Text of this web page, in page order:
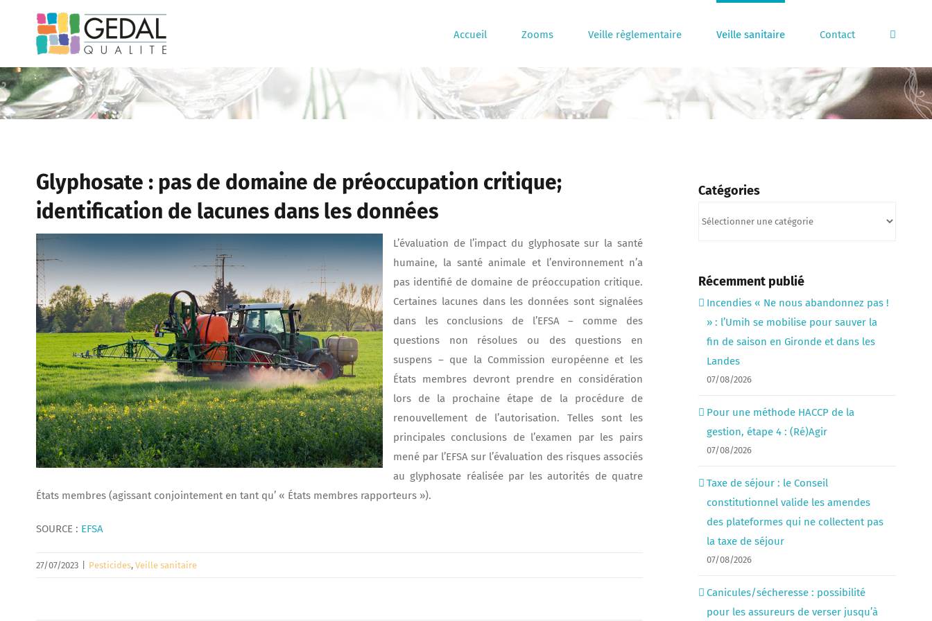
contenu
Accueil Zooms Veille règlementaire Veille sanitaire Contact
Glyphosate : pas de domaine de préoccupation critique;
identification de lacunes dans les données
L’évaluation de l’impact du glyphosate sur la santé
humaine, la santé animale et l’environnement n’a
pas identifié de domaine de préoccupation critique.
Certaines lacunes dans les données sont signalées
dans les conclusions de l’EFSA – comme des
questions non résolues ou des questions en
suspens – que la Commission européenne et les
États membres devront prendre en considération
lors de la prochaine étape de la procédure de
renouvellement de l’autorisation. Telles sont les
principales conclusions de l’examen par les pairs
mené par l’EFSA sur l’évaluation des risques associés
au glyphosate réalisée par les autorités de quatre
États membres (agissant conjointement en tant qu’ « États membres rapporteurs »).
SOURCE : EFSA
27/07/2023 Pesticides, Veille sanitaire
Catégories
Récemment publié
Incendies « Ne nous abandonnez pas !
» : l’Umih se mobilise pour sauver la
fin de saison en Gironde et dans les
Landes
07/08/2026
Pour une méthode HACCP de la
gestion, étape 4 : (Ré)Agir
07/08/2026
Taxe de séjour : le Conseil
constitutionnel valide les amendes
des plateformes qui ne collectent pas
la taxe de séjour
07/08/2026
Canicules/sécheresse : possibilité
pour les assureurs de verser jusqu’à